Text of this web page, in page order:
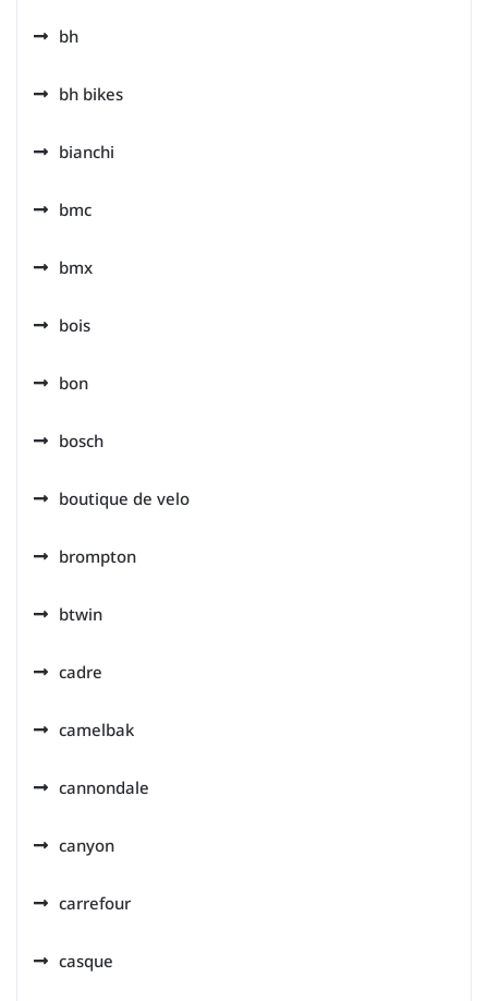
bh
bh bikes
bianchi
bmc
bmx
bois
bon
bosch
boutique de velo
brompton
btwin
cadre
camelbak
cannondale
canyon
carrefour
casque